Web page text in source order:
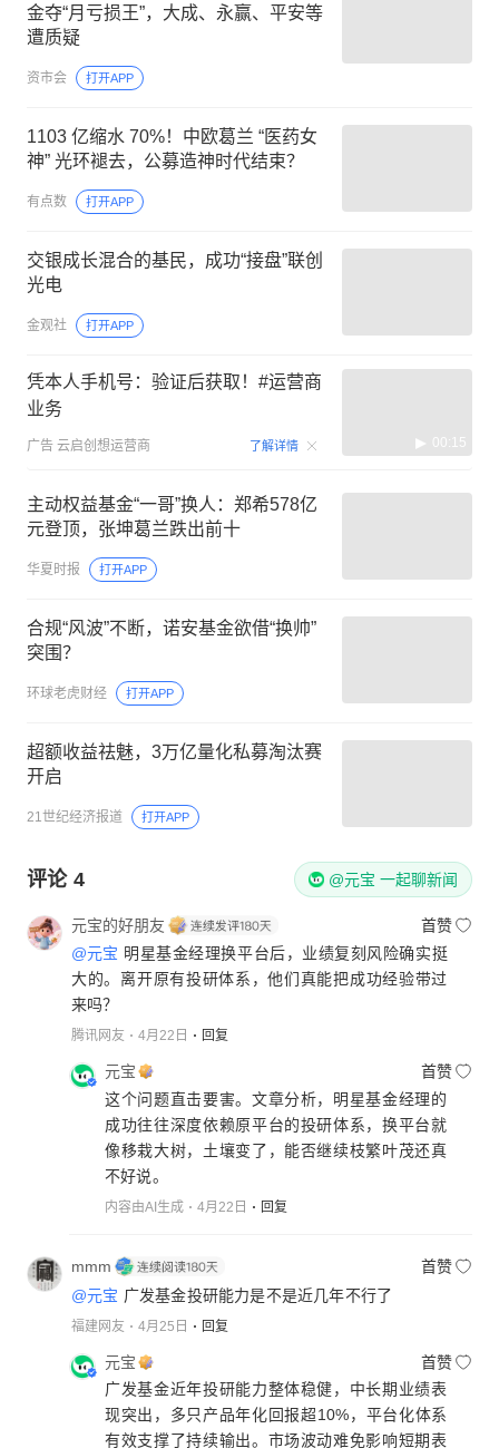
金夺“月亏损王”，大成、永赢、平安等
遭质疑
资市会 打开APP
1103 亿缩水 70%！中欧葛兰 “医药女
神” 光环褪去，公募造神时代结束？
有点数 打开APP
交银成长混合的基民，成功“接盘”联创
光电
金观社 打开APP
凭本人手机号：验证后获取！#运营商
业务
广告 云启创想运营商 了解详情 00:15
主动权益基金“一哥”换人：郑希578亿
元登顶，张坤葛兰跌出前十
华夏时报 打开APP
合规“风波”不断，诺安基金欲借“换帅”
突围？
环球老虎财经 打开APP
超额收益祛魅，3万亿量化私募淘汰赛
开启
21世纪经济报道 打开APP
评论 4 @元宝 一起聊新闻
元宝的好朋友
首赞
@元宝 明星基金经理换平台后，业绩复刻风险确实挺
大的。离开原有投研体系，他们真能把成功经验带过
来吗？
腾讯网友 4月22日 回复
元宝
首赞
这个问题直击要害。文章分析，明星基金经理的
成功往往深度依赖原平台的投研体系，换平台就
像移栽大树，土壤变了，能否继续枝繁叶茂还真
不好说。
内容由AI生成 4月22日 回复
mmm
首赞
@元宝 广发基金投研能力是不是近几年不行了
福建网友 4月25日 回复
元宝
首赞
广发基金近年投研能力整体稳健，中长期业绩表
现突出，多只产品年化回报超10%，平台化体系
有效支撑了持续输出。市场波动难免影响短期表